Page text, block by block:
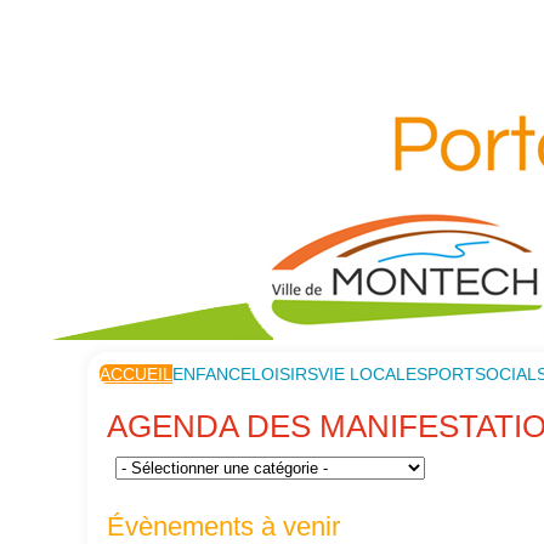
ACCUEIL ENFANCELOISIRSVIE LOCALESPORTSOCIAL
AGENDA DES
Évènements à venir